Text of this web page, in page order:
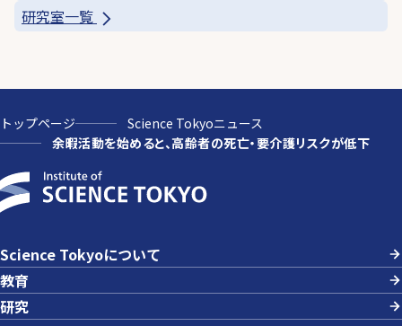
研究室一覧
トップページ
Science Tokyoニュース
余暇活動を始めると、高齢者の死亡・要介護リスクが低下
Science Tokyoについて
教育
研究